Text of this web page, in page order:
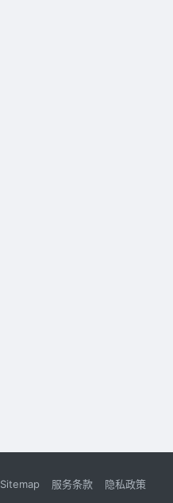
Sitemap 服务条款 隐私政策